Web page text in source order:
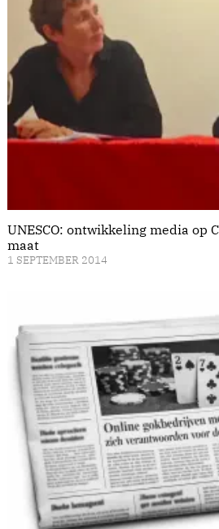
UNESCO: ontwikkeling media op
maat
1 SEPTEMBER 2014